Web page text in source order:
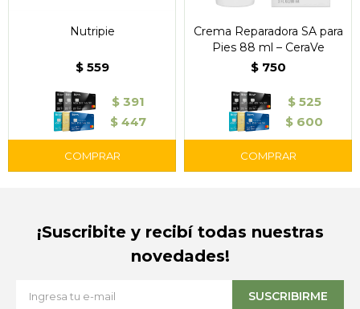
Nutripie
$ 559
$ 391
$ 447
Crema Reparadora SA para
Pies 88 ml – CeraVe
$ 750
$ 525
$ 600
¡Suscribite y recibí todas nuestras
novedades!
SUSCRIBIRME